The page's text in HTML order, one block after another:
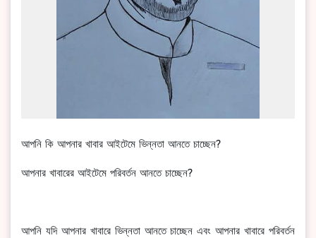
আপনি কি আপনার খাবার আইটেমে ভিন্নতা আনতে চাচ্ছেন?
আপনার খাবারের আইটেমে পরিবর্তন আনতে চাচ্ছেন?
আপনি যদি আপনার খাবারে ভিন্নতা আনতে চাচ্ছেন এবং আপনার খাবারে পরিবর্তন